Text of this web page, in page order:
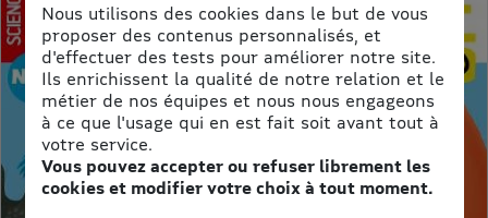
Nous utilisons des cookies dans le but de vous
proposer des contenus personnalisés, et
d'effectuer des tests pour améliorer notre site.
Ils enrichissent la qualité de notre relation et le
métier de nos équipes et nous nous engageons
à ce que l'usage qui en est fait soit avant tout à
votre service.
Vous pouvez accepter ou refuser librement les
cookies et modifier votre choix à tout moment.